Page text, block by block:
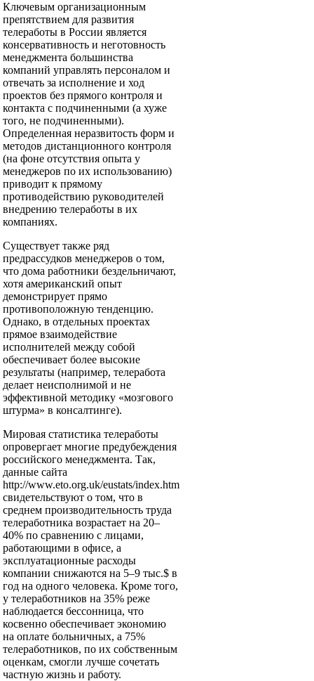
Ключевым организационным
препятствием для развития
телеработы в России является
консервативность и неготовность
менеджмента большинства
компаний управлять персоналом и
отвечать за исполнение и ход
проектов без прямого контроля и
контакта с подчиненными (а хуже
того, не подчиненными).
Определенная неразвитость форм и
методов дистанционного контроля
(на фоне отсутствия опыта у
менеджеров по их использованию)
приводит к прямому
противодействию руководителей
внедрению телеработы в их
компаниях.
Существует также ряд
предрассудков менеджеров о том,
что дома работники бездельничают,
хотя американский опыт
демонстрирует прямо
противоположную тенденцию.
Однако, в отдельных проектах
прямое взаимодействие
исполнителей между собой
обеспечивает более высокие
результаты (например, телеработа
делает неисполнимой и не
эффективной методику «мозгового
штурма» в консалтинге).
Мировая статистика телеработы
опровергает многие предубеждения
российского менеджмента. Так,
данные сайта
http://www.eto.org.uk/eustats/index.htm
свидетельствуют о том, что в
среднем производительность труда
телеработника возрастает на 20–
40% по сравнению с лицами,
работающими в офисе, а
эксплуатационные расходы
компании снижаются на 5–9 тыс.$ в
год на одного человека. Кроме того,
у телеработников на 35% реже
наблюдается бессонница, что
косвенно обеспечивает экономию
на оплате больничных, а 75%
телеработников, по их собственным
оценкам, смогли лучше сочетать
частную жизнь и работу.